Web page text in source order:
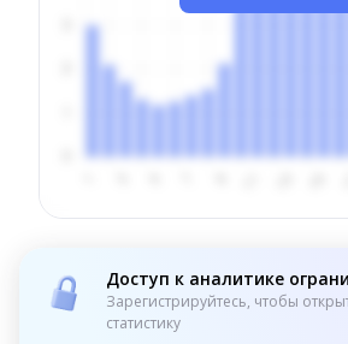
Доступ к аналитике
Зарегистрируйтесь, чтобы
статистику